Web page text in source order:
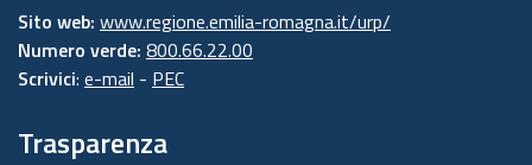
Sito web: www.regione.emilia-romagna.it/urp/
Numero verde: 800.66.22.00
Scrivici: e-mail - PEC
Trasparenza